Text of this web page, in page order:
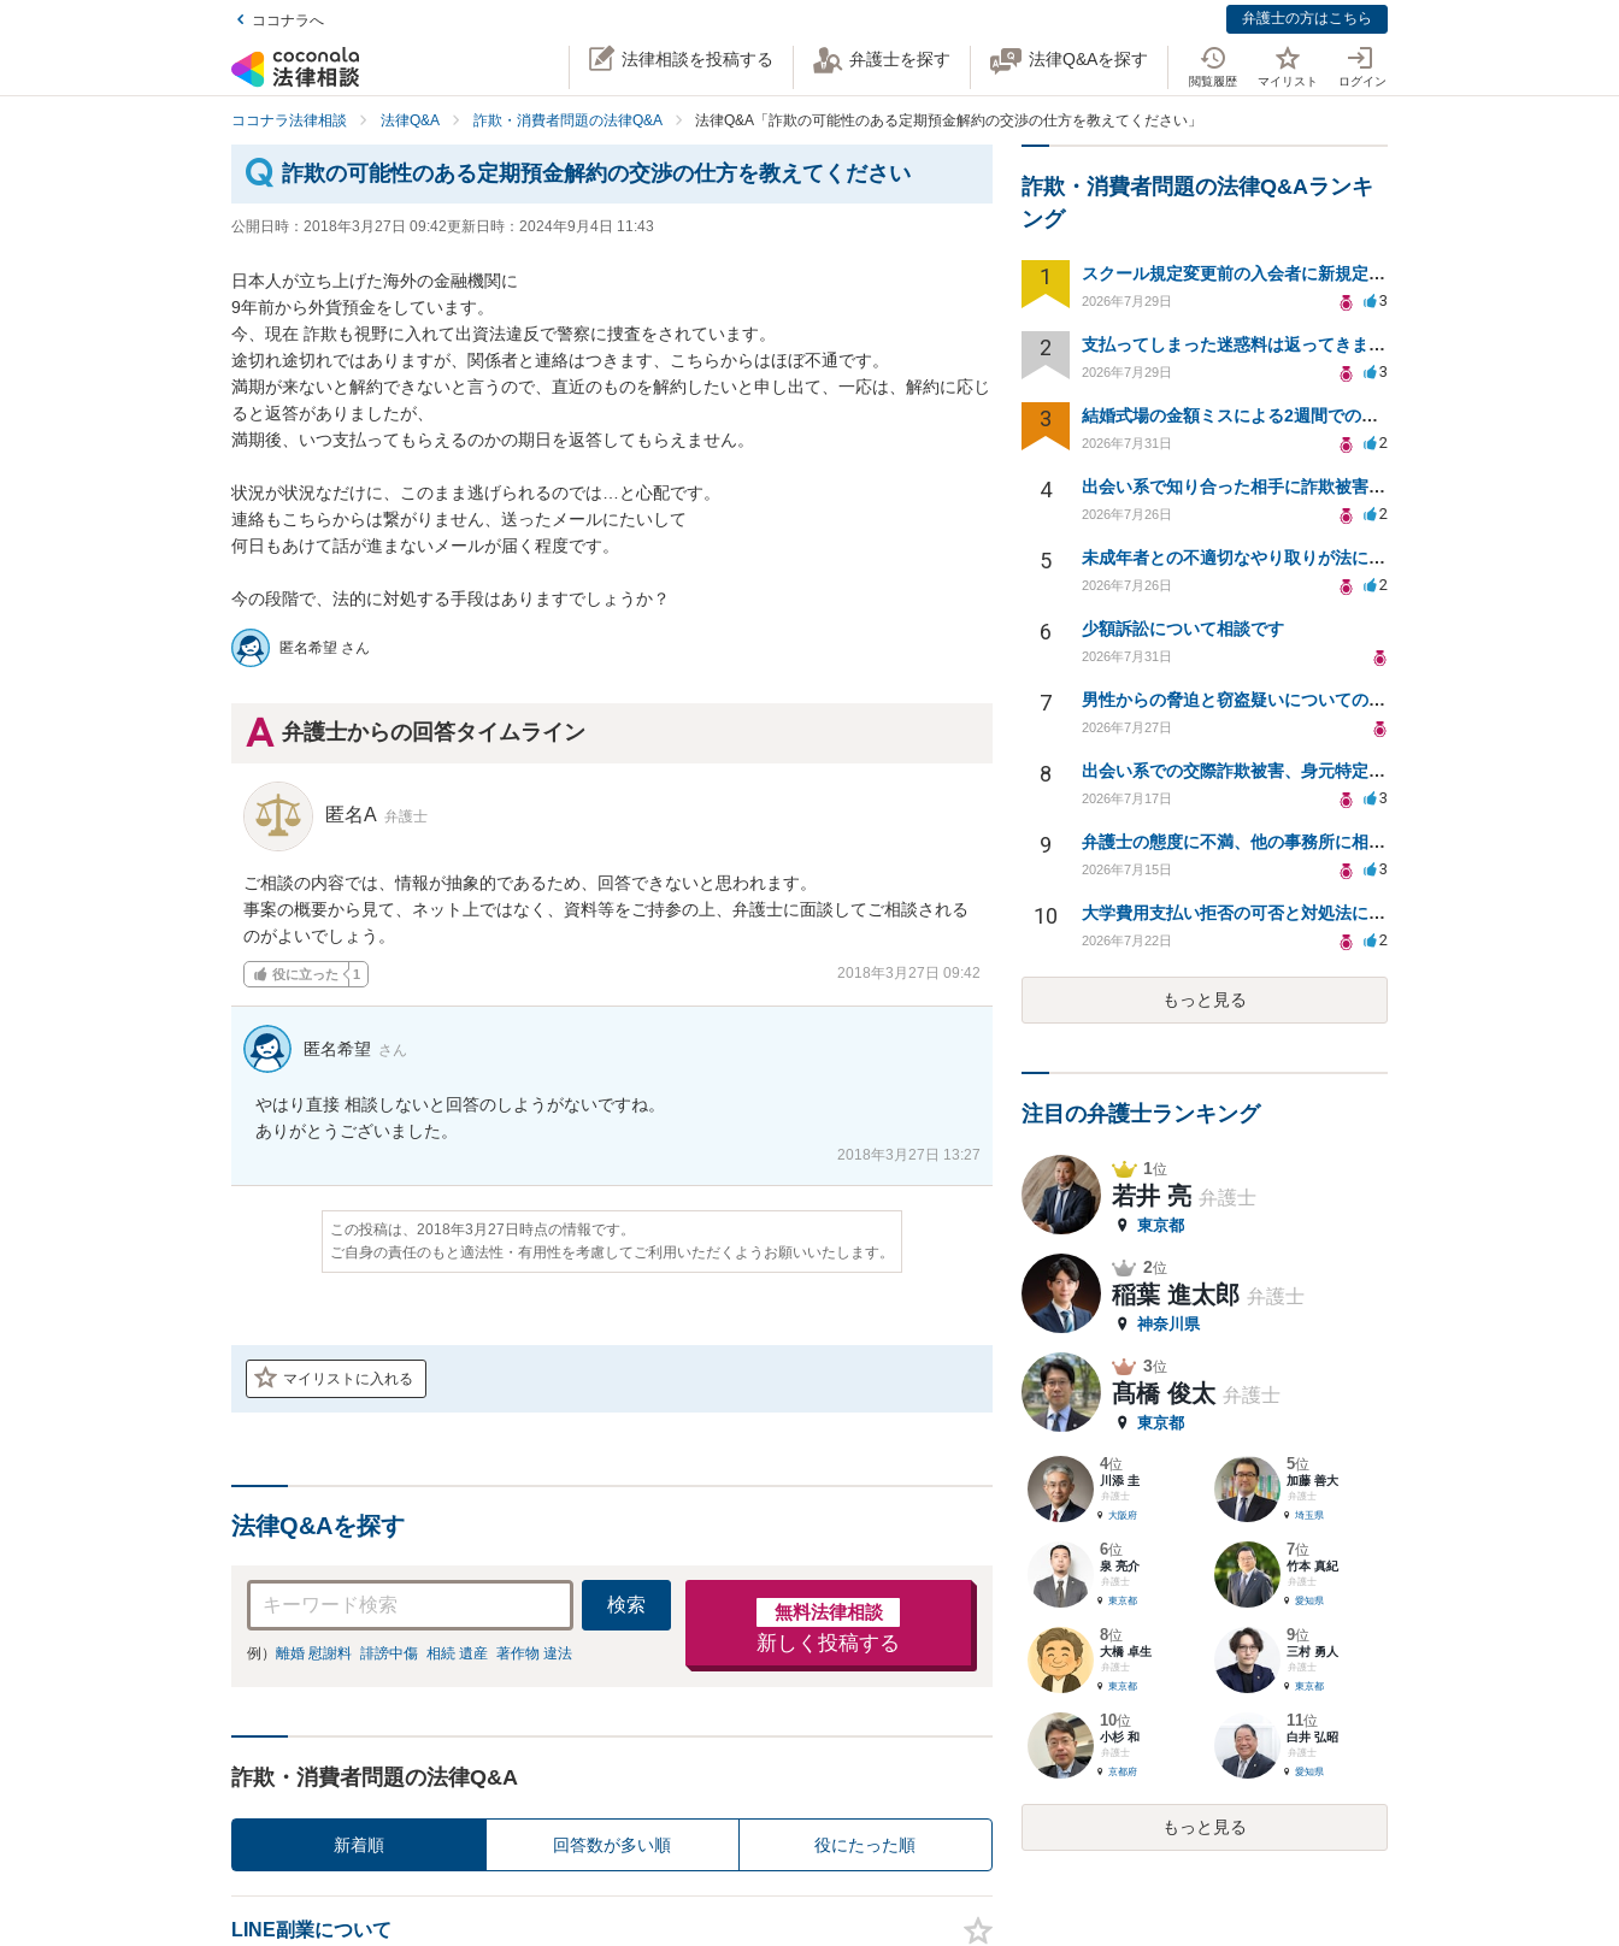
ココナラへ 弁護士の方はこちら
法律相談を投稿する 弁護士を探す 法律Q&Aを探す
閲覧履歴 マイリスト ログイン
ココナラ法律相談 法律Q&A 詐欺・消費者問題の法律Q&A 法律Q&A「詐欺の可能性のある定期預金解約の交渉の仕方を教えてください」
詐欺の可能性のある定期預金解約の交渉の仕方を教えてください
公開日時： 2018年3月27日 09:42更新日時： 2024年9月4日 11:43
日本人が立ち上げた海外の金融機関に
9年前から外貨預金をしています。
今、現在 詐欺も視野に入れて出資法違反で警察に捜査をされています。
途切れ途切れではありますが、関係者と連絡はつきます、こちらからはほぼ不通です。
満期が来ないと解約できないと言うので、直近のものを解約したいと申し出て、一応は、解約に応じ
ると返答がありましたが、
満期後、いつ支払ってもらえるのかの期日を返答してもらえません。
状況が状況なだけに、このまま逃げられるのでは…と心配です。
連絡もこちらからは繋がりません、送ったメールにたいして
何日もあけて話が進まないメールが届く程度です。
今の段階で、法的に対処する手段はありますでしょうか？
匿名希望 さん
弁護士からの回答タイムライン
匿名A 弁護士
ご相談の内容では、情報が抽象的であるため、回答できないと思われます。
事案の概要から見て、ネット上ではなく、資料等をご持参の上、弁護士に面談してご相談される
のがよいでしょう。
役に立った 1 2018年3月27日 09:42
匿名希望 さん
やはり直接 相談しないと回答のしようがないですね。
ありがとうございました。
2018年3月27日 13:27
この投稿は、2018年3月27日時点の情報です。
ご自身の責任のもと適法性・有用性を考慮してご利用いただくようお願いいたします。
マイリストに入れる
法律Q&Aを探す
検索
例） 離婚 慰謝料 誹謗中傷 相続 遺産 著作物 違法
無料法律相談
新しく投稿する
詐欺・消費者問題の法律Q&A
新着順 回答数が多い順 役にたった順
LINE副業について
詐欺・消費者問題の法律Q&Aランキ
ング
1 スクール規定変更前の入会者に新規定は適用されるのか
2026年7月29日 3
2 支払ってしまった迷惑料は返ってきますか？
2026年7月29日 3
3 結婚式場の金額ミスによる2週間での解約。キャンセル料10万円の免除は可能か。
2026年7月31日 2
4 出会い系で知り合った相手に詐欺被害、免許証の悪用リスクと対策。
2026年7月26日 2
5 未成年者との不適切なやり取りが法に触れる可能性と対処法
2026年7月26日 2
6 少額訴訟について相談です
2026年7月31日
7 男性からの脅迫と窃盗疑いについての法的対処法
2026年7月27日
8 出会い系での交際詐欺被害、身元特定と返金請求の方法は？
2026年7月17日 3
9 弁護士の態度に不満、他の事務所に相談すべきか？
2026年7月15日 3
10 大学費用支払い拒否の可否と対処法について知りたい
2026年7月22日 2
もっと見る
注目の弁護士ランキング
1位
若井 亮 弁護士
東京都
2位
稲葉 進太郎 弁護士
神奈川県
3位
髙橋 俊太 弁護士
東京都
4位
川添 圭
弁護士
大阪府
5位
加藤 善大
弁護士
埼玉県
6位
泉 亮介
弁護士
東京都
7位
竹本 真紀
弁護士
愛知県
8位
大橋 卓生
弁護士
東京都
9位
三村 勇人
弁護士
東京都
10位
小杉 和
弁護士
京都府
11位
白井 弘昭
弁護士
愛知県
もっと見る